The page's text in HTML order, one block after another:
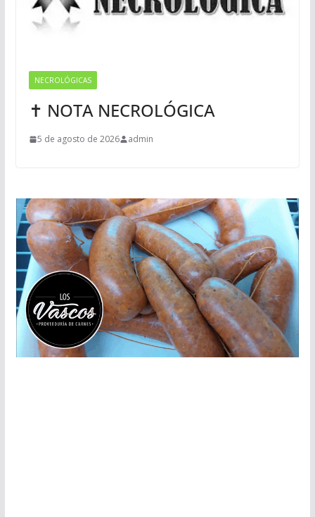
NECROLÓGICAS
✝ NOTA NECROLÓGICA
5 de agosto de 2026 admin